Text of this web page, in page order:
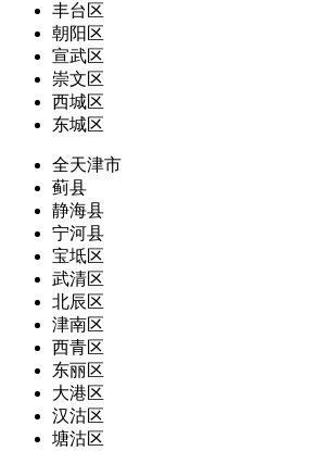
丰台区
朝阳区
宣武区
崇文区
西城区
东城区
全天津市
蓟县
静海县
宁河县
宝坻区
武清区
北辰区
津南区
西青区
东丽区
大港区
汉沽区
塘沽区